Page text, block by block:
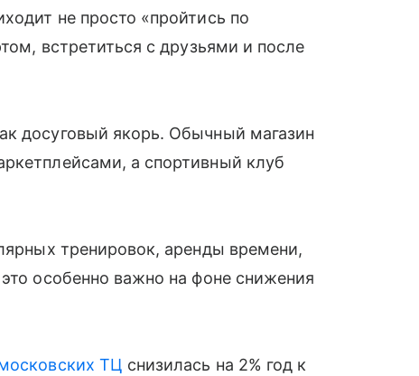
не просто «пройтись по
встретиться с друзьями и после
досуговый якорь. Обычный магазин
а спортивный клуб
тренировок, аренды времени,
особенно важно на фоне снижения
ТЦ снизилась на 2% год к